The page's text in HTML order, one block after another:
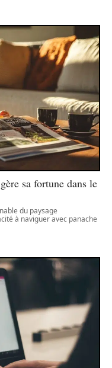
sa fortune dans le
du paysage
à naviguer avec panache